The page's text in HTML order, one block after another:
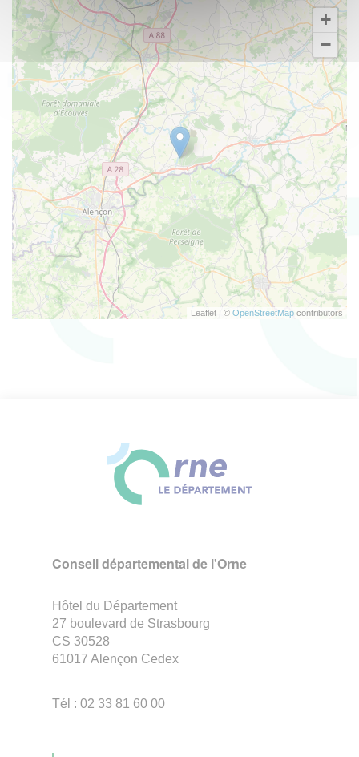
+
−
Leaflet | © OpenStreetMap contributors
Conseil départemental de l'Orne
Hôtel du Département
27 boulevard de Strasbourg
CS 30528
61017 Alençon Cedex
Tél : 02 33 81 60 00